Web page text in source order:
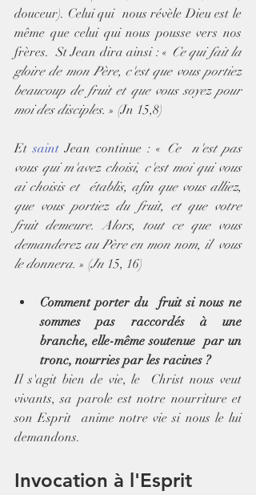
douceur). Celui qui  nous révèle Dieu est le
même que celui qui nous pousse vers nos
frères.  St Jean dira ainsi : « Ce qui fait la
gloire de mon Père, c'est que vous portiez
beaucoup de fruit et que vous soyez pour
moi des disciples. » (Jn 15,8)
Et saint Jean continue : « Ce  n'est pas
vous qui m'avez choisi, c'est moi qui vous
ai choisis et  établis, afin que vous alliez,
que vous portiez du fruit, et que votre
fruit demeure. Alors, tout ce que vous
demanderez au Père en mon nom, il  vous
le donnera. » (Jn 15, 16)
Comment porter du  fruit si nous ne
sommes pas raccordés à une
branche, elle-même soutenue  par un
tronc, nourries par les racines ?
Il s'agit bien de vie, le  Christ nous veut
vivants, sa parole est notre nourriture et
son Esprit  anime notre vie si nous le lui
demandons.
Invocation à l'Esprit